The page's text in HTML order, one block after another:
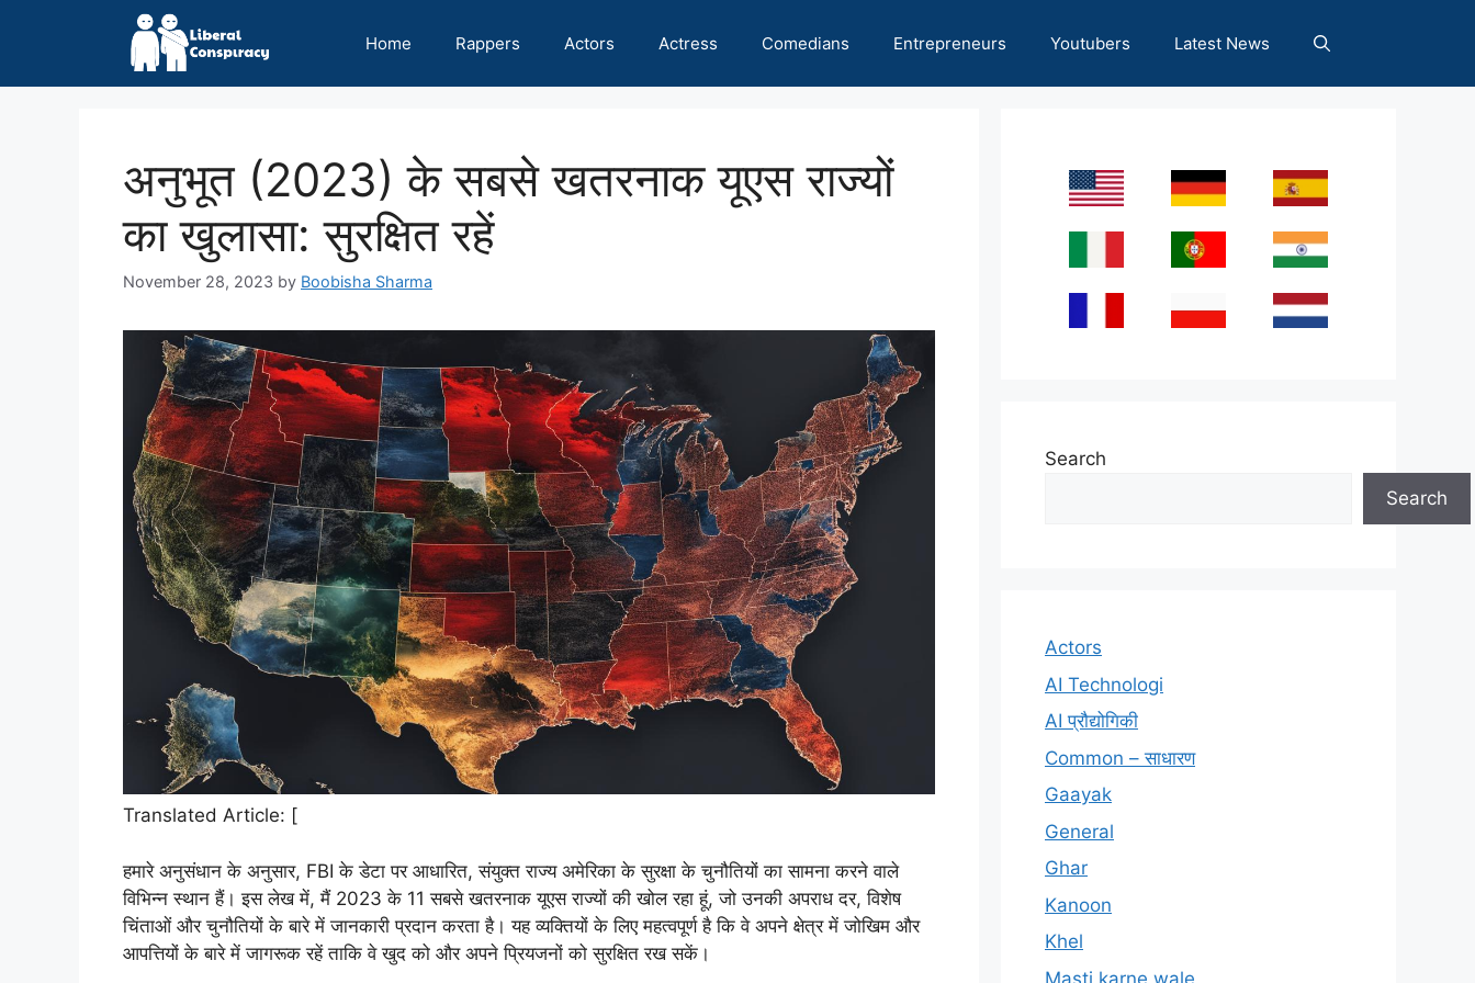
Home Rappers Actors Actress Comedians Entrepreneurs Youtubers Latest News
अनुभूत (2023) के सबसे खतरनाक यूएस राज्यों
का खुलासा: सुरक्षित रहें
November 28, 2023 by Boobisha Sharma
Translated Article: [
हमारे अनुसंधान के अनुसार, FBI के डेटा पर आधारित, संयुक्त राज्य अमेरिका के सुरक्षा के चुनौतियों का सामना करने वाले
विभिन्न स्थान हैं। इस लेख में, मैं 2023 के 11 सबसे खतरनाक यूएस राज्यों की खोल रहा हूं, जो उनकी अपराध दर, विशेष
चिंताओं और चुनौतियों के बारे में जानकारी प्रदान करता है। यह व्यक्तियों के लिए महत्वपूर्ण है कि वे अपने क्षेत्र में जोखिम और
आपत्तियों के बारे में जागरूक रहें ताकि वे खुद को और अपने प्रियजनों को सुरक्षित रख सकें।
Search
Search
Actors
AI Technologi
AI प्रौद्योगिकी
Common – साधारण
Gaayak
General
Ghar
Kanoon
Khel
Masti karne wale